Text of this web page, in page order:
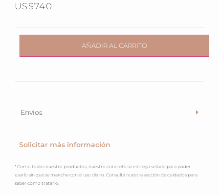
US$740
AÑADIR AL CARRITO
Envios
Solicitar más información
* Como todos nuestro productos, nuestro concreto se entrega sellado para poder
usarlo sin que se manche con el uso diario. Consultá nuestra sección de cuidados para
saber como tratarlo.